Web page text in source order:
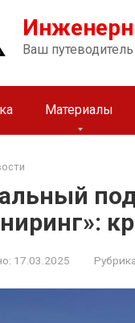
Ваш
Материалы
17.03.2025